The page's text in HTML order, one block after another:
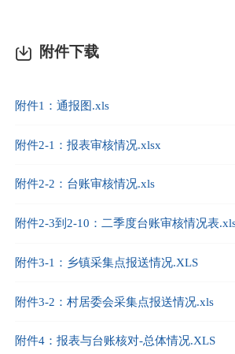
附件下载
附件1：通报图.xls
附件2-1：报表审核情况.xlsx
附件2-2：台账审核情况.xls
附件2-3到2-10：二季度台账审核情况表
附件3-1：乡镇采集点报送情况.XLS
附件3-2：村居委会采集点报送情况.xls
附件4：报表与台账核对-总体情况.XLS